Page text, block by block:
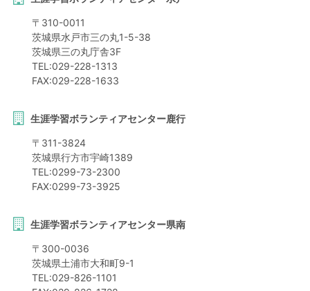
〒 310-0011
茨城県水戸市三の丸1-5-38
茨城県三の丸庁舎3F
TEL:029-228-1313
FAX:029-228-1633
生涯学習ボランティアセンター鹿行
〒 311-3824
茨城県行方市宇崎1389
TEL:0299-73-2300
FAX:0299-73-3925
生涯学習ボランティアセンター県南
〒 300-0036
茨城県土浦市大和町9-1
TEL:029-826-1101